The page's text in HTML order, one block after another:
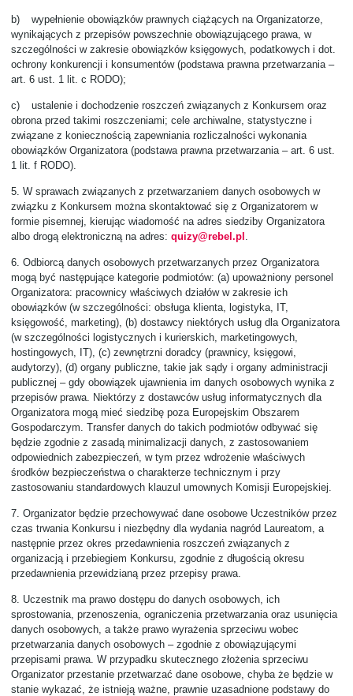
b)
wypełnienie obowiązków prawnych ciążących na Organizatorze,
wynikających z przepisów powszechnie obowiązującego prawa, w
szczególności w zakresie obowiązków księgowych, podatkowych i dot.
ochrony konkurencji i konsumentów (podstawa prawna przetwarzania –
art. 6 ust. 1 lit. c RODO);
c)
ustalenie i dochodzenie roszczeń związanych z Konkursem oraz
obrona przed takimi roszczeniami; cele archiwalne, statystyczne i
związane z koniecznością zapewniania rozliczalności wykonania
obowiązków Organizatora (podstawa prawna przetwarzania – art. 6 ust.
1 lit. f RODO).
5. W sprawach związanych z przetwarzaniem danych osobowych w
związku z Konkursem można skontaktować się z Organizatorem w
formie pisemnej, kierując wiadomość na adres siedziby Organizatora
albo drogą elektroniczną na adres: quizy@rebel.pl .
6. Odbiorcą danych osobowych przetwarzanych przez Organizatora
mogą być następujące kategorie podmiotów: (a) upoważniony personel
Organizatora: pracownicy właściwych działów w zakresie ich
obowiązków (w szczególności: obsługa klienta, logistyka, IT,
księgowość, marketing), (b) dostawcy niektórych usług dla Organizatora
(w szczególności logistycznych i kurierskich, marketingowych,
hostingowych, IT), (c) zewnętrzni doradcy (prawnicy, księgowi,
audytorzy), (d) organy publiczne, takie jak sądy i organy administracji
publicznej – gdy obowiązek ujawnienia im danych osobowych wynika z
przepisów prawa. Niektórzy z dostawców usług informatycznych dla
Organizatora mogą mieć siedzibę poza Europejskim Obszarem
Gospodarczym. Transfer danych do takich podmiotów odbywać się
będzie zgodnie z zasadą minimalizacji danych, z zastosowaniem
odpowiednich zabezpieczeń, w tym przez wdrożenie właściwych
środków bezpieczeństwa o charakterze technicznym i przy
zastosowaniu standardowych klauzul umownych Komisji Europejskiej.
7. Organizator będzie przechowywać dane osobowe Uczestników przez
czas trwania Konkursu i niezbędny dla wydania nagród Laureatom, a
następnie przez okres przedawnienia roszczeń związanych z
organizacją i przebiegiem Konkursu, zgodnie z długością okresu
przedawnienia przewidzianą przez przepisy prawa.
8. Uczestnik ma prawo dostępu do danych osobowych, ich
sprostowania, przenoszenia, ograniczenia przetwarzania oraz usunięcia
danych osobowych, a także prawo wyrażenia sprzeciwu wobec
przetwarzania danych osobowych – zgodnie z obowiązującymi
przepisami prawa. W przypadku skutecznego złożenia sprzeciwu
Organizator przestanie przetwarzać dane osobowe, chyba że będzie w
stanie wykazać, że istnieją ważne, prawnie uzasadnione podstawy do